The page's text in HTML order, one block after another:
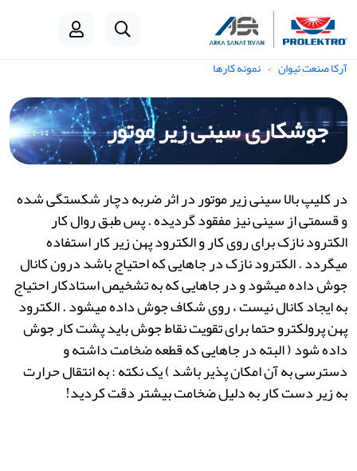
آرکا صنعت تیوان نمونه کارها
جوشکاری سینی زیر موتور
در کلیپ بالا سینی زیر موتور در اثر ضربه دچار شکستگی شده
و قسمتی از سینی نیز مفقود گردیده . پس طبق روال کار
الکترود نازک برای روی کار و الکترود پهن زیر کار استفاده
میگردد . الکترود نازک در جاهایی که احتیاج باشد درون کانال
جوش داده میشود و در جاهایی که به تشخیص استادکار احتیاج
به ایجاد کانال نیست ، روی شکاف جوش داده میشود . الکترود
پهن پرولکترو حتما برای تقویت نقاط جوش باید پشت کار جوش
داده شود ( البته در جاهایی که قطعه ضخامت داشته و
دسترسی به آن امکان پذیر باشد ) یک نکته : به انتقال حرارت
به زیر دست کار به دلیل ضخامت بیشتر دقت کردید!